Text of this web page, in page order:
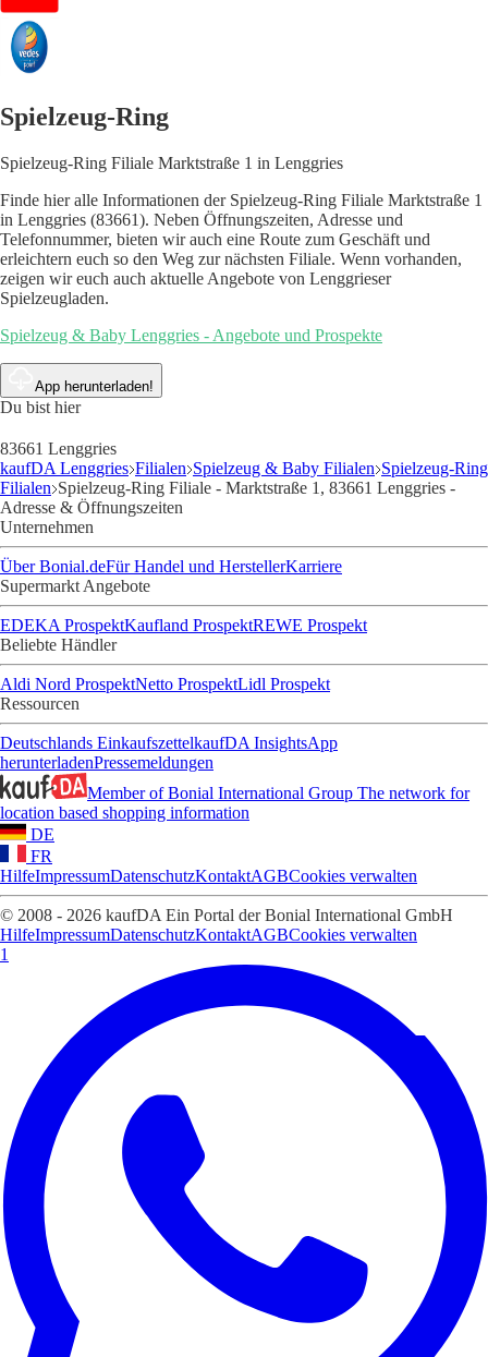
Spielzeug-Ring
Spielzeug-Ring Filiale Marktstraße 1 in Lenggries
Finde hier alle Informationen der Spielzeug-Ring Filiale Marktstraße 1
in Lenggries (83661). Neben Öffnungszeiten, Adresse und
Telefonnummer, bieten wir auch eine Route zum Geschäft und
erleichtern euch so den Weg zur nächsten Filiale. Wenn vorhanden,
zeigen wir euch auch aktuelle Angebote von Lenggrieser
Spielzeugladen.
Spielzeug & Baby Lenggries - Angebote und Prospekte
App herunterladen!
Du bist hier
83661 Lenggries
kaufDA Lenggries Filialen Spielzeug & Baby Filialen Spielzeug-Ring
Filialen Spielzeug-Ring Filiale - Marktstraße 1, 83661 Lenggries -
Adresse & Öffnungszeiten
Unternehmen
Über Bonial.deFür Handel und HerstellerKarriere
Supermarkt Angebote
EDEKA ProspektKaufland ProspektREWE Prospekt
Beliebte Händler
Aldi Nord ProspektNetto ProspektLidl Prospekt
Ressourcen
Deutschlands EinkaufszettelkaufDA InsightsApp
herunterladenPressemeldungen
Member of Bonial International Group The network for
location based shopping information
DE
FR
HilfeImpressumDatenschutzKontaktAGBCookies verwalten
© 2008 - 2026 kaufDA Ein Portal der Bonial International GmbH
HilfeImpressumDatenschutzKontaktAGBCookies verwalten
1